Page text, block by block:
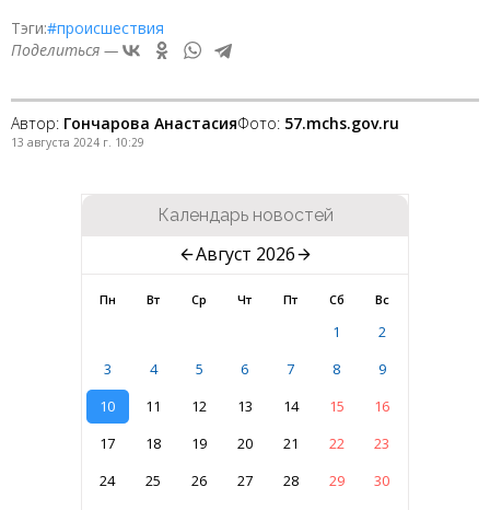
Тэги:#происшествия
Поделиться —
Автор: Гончарова АнастасияФото: 57.mchs.gov.ru
13 августа 2024 г. 10:29
Календарь новостей
Август 2026
Пн Вт Ср Чт Пт Сб Вс
1
2
3
4 5 6 7 8
9
10
11 12 13 14 15
16
17
18 19 20 21 22
23
24
25 26 27 28 29
30